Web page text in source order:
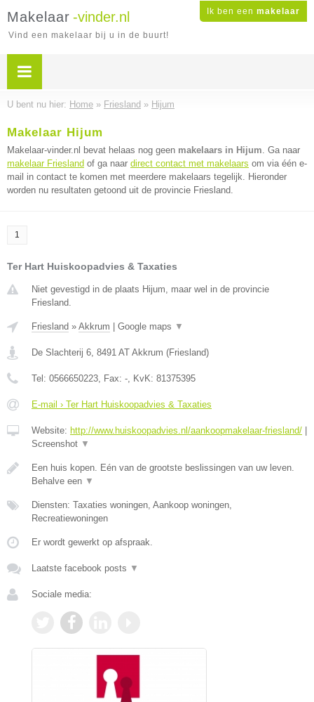
Ik ben een makelaar
Makelaar -vinder.nl
Vind een makelaar bij u in de buurt!
U bent nu hier: Home » Friesland » Hijum
Makelaar Hijum
Makelaar-vinder.nl bevat helaas nog geen makelaars in Hijum. Ga naar
makelaar Friesland of ga naar direct contact met makelaars om via één e-
mail in contact te komen met meerdere makelaars tegelijk. Hieronder
worden nu resultaten getoond uit de provincie Friesland.
1
Ter Hart Huiskoopadvies & Taxaties
Niet gevestigd in de plaats Hijum, maar wel in de provincie
Friesland.
Friesland » Akkrum Google maps ▼
De Slachterij 6, 8491 AT Akkrum (Friesland)
Tel: 0566650223, Fax: -, KvK: 81375395
E-mail › Ter Hart Huiskoopadvies & Taxaties
Website: http://www.huiskoopadvies.nl/aankoopmakelaar-friesland/
Screenshot ▼
Een huis kopen. Eén van de grootste beslissingen van uw leven.
Behalve een ▼
Diensten: Taxaties woningen, Aankoop woningen,
Recreatiewoningen
Er wordt gewerkt op afspraak.
Laatste facebook posts ▼
Sociale media: